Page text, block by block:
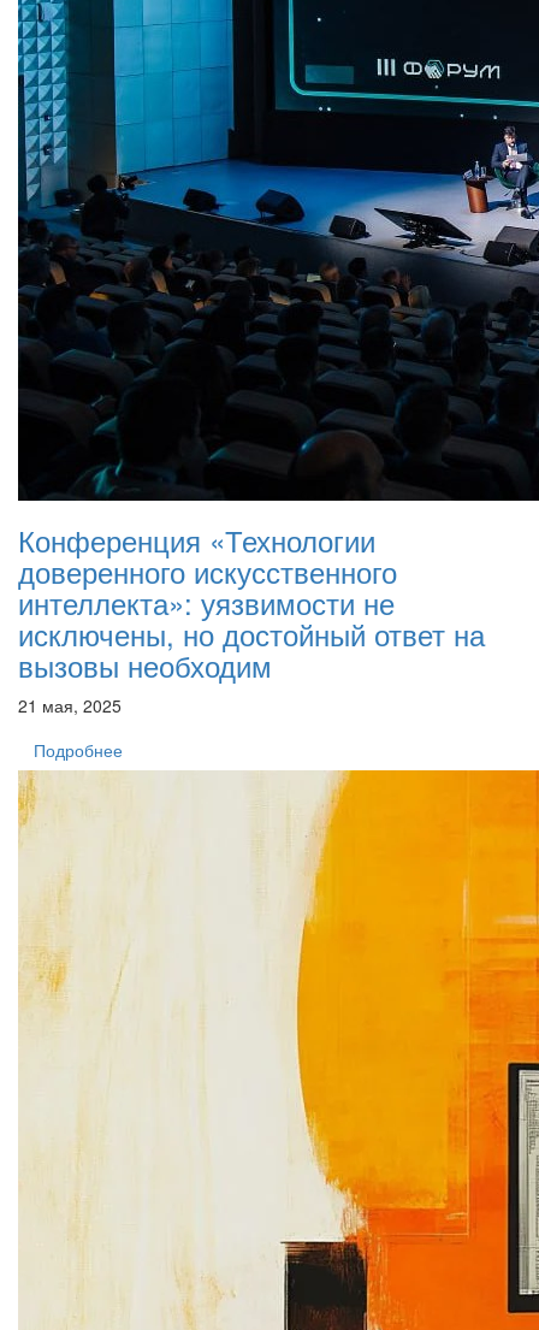
Конференция «Технологии
доверенного искусственного
интеллекта»: уязвимости не
исключены, но достойный ответ на
вызовы необходим
21 мая, 2025
Подробнее